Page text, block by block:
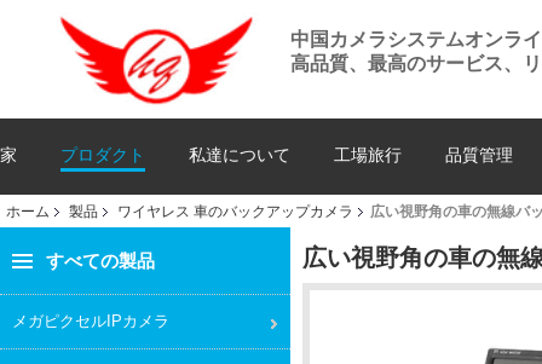
中国カメラシステムオンラ
高品質、最高のサービス、
家 プロダクト 私達について 工場旅行 品質管理
ホーム 製品 ワイヤレス 車のバックアップカメラ 広い視野角の車の無線バ
すべての製品
メガピクセルIPカメラ
広い視野角の車の無